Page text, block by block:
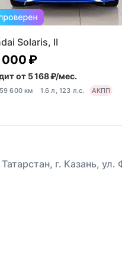
Solaris, II
000 ₽
от 5 168 ₽/мес.
59 600 км 1.6 л, 123 л.с. АКПП
г. Казань,